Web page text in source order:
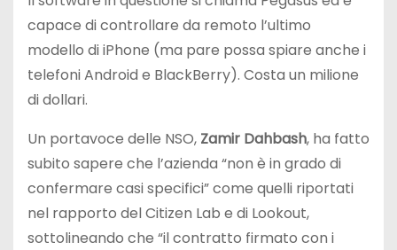
capace di controllare da remoto l’ultimo
modello di iPhone (ma pare possa spiare anche i
telefoni Android e BlackBerry). Costa un milione
di dollari.
Un portavoce delle NSO, Zamir Dahbash, ha fatto
subito sapere che l’azienda “non è in grado di
confermare casi specifici” come quelli riportati
nel rapporto del Citizen Lab e di Lookout,
sottolineando che “il contratto firmato con i